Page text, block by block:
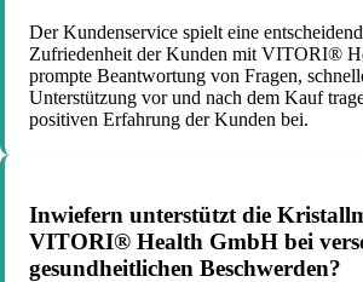
Der Kundenservice spielt eine
Zufriedenheit der Kunden mit VITORI®
prompte Beantwortung von Fragen,
Unterstützung vor und nach dem Kauf
positiven Erfahrung der Kunden bei.
Inwiefern unterstützt die
VITORI® Health GmbH bei
gesundheitlichen Beschwerden?